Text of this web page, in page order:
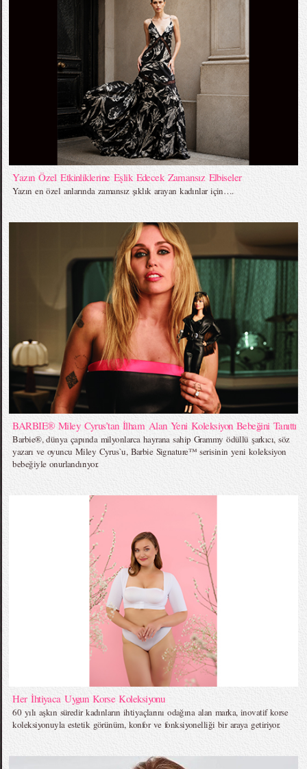
Yazın Özel Etkinliklerine Eşlik Edecek Zamansız Elbiseler
Yazın en özel anlarında zamansız şıklık arayan kadınlar için….
BARBIE® Miley Cyrus’tan İlham Alan Yeni Koleksiyon Bebeğini Tanıttı
Barbie®, dünya çapında milyonlarca hayrana sahip Grammy ödüllü şarkıcı, söz
yazarı ve oyuncu Miley Cyrus`u, Barbie Signature™ serisinin yeni koleksiyon
bebeğiyle onurlandırıyor.
Her İhtiyaca Uygun Korse Koleksiyonu
60 yılı aşkın süredir kadınların ihtiyaçlarını odağına alan marka, inovatif korse
koleksiyonuyla estetik görünüm, konfor ve fonksiyonelliği bir araya getiriyor.